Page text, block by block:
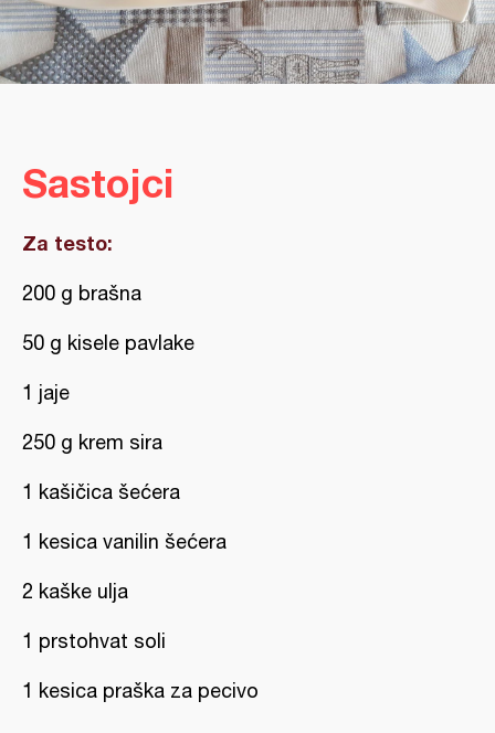
Sastojci
Za testo:
200 g brašna
50 g kisele pavlake
1 jaje
250 g krem sira
1 kašičica šećera
1 kesica vanilin šećera
2 kaške ulja
1 prstohvat soli
1 kesica praška za pecivo